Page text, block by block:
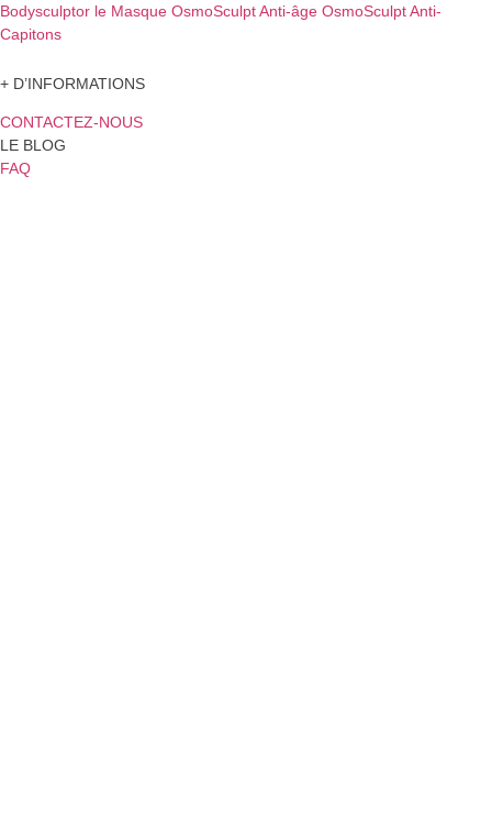
Bodysculptor le Masque OsmoSculpt Anti-âge OsmoSculpt Anti-
Capitons
+ D’INFORMATIONS
CONTACTEZ-NOUS
LE BLOG
FAQ